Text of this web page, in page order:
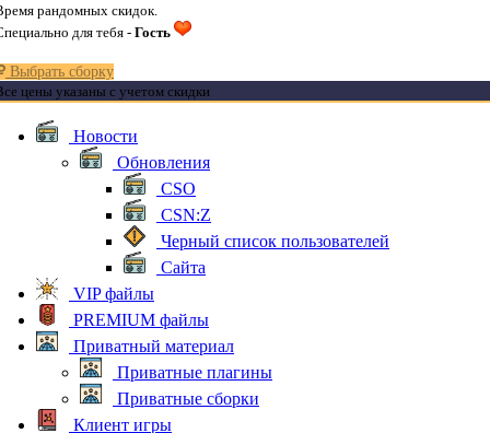
рандомных скидок.
для тебя - Гость
Выбрать сборку
цены указаны с учетом скидки
Новости
Обновления
CSO
CSN:Z
Черный список пользователей
Сайта
VIP файлы
PREMIUM файлы
Приватный материал
Приватные плагины
Приватные сборки
Клиент игры